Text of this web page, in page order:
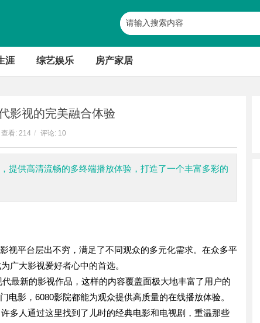
涯 综艺娱乐 房产家居
影视的完美融合体验
查看: 214 / 评论: 10
提供高清流畅的多终端播放体验，打造了一个丰富多彩的
视平台层出不穷，满足了不同观众的多元化需求。在众多平
广大影视爱好者心中的首选。
最新的影视作品，这样的内容覆盖面极大地丰富了用户的
影，6080影院都能为观众提供高质量的在线播放体验。
多人通过这里找到了儿时的经典电影和电视剧，重温那些